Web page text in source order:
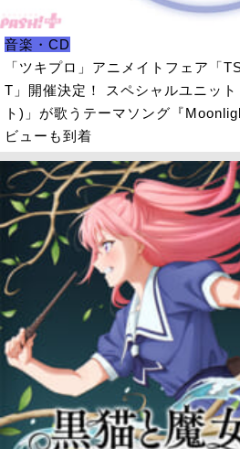
音楽・CD
「ツキプロ」アニメイトフェア「
T」開催決定！ スペシャルユニッ
ト)」が歌うテーマソング『
ビューも到着